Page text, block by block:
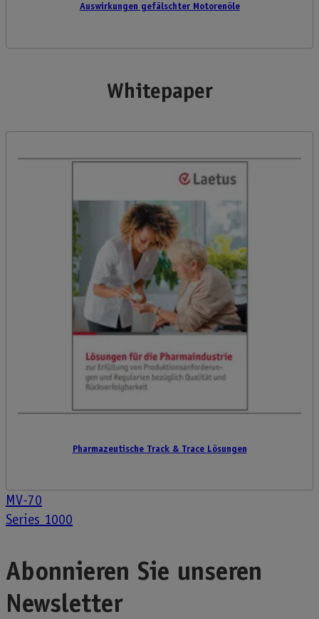
Auswirkungen gefälschter Motorenöle
Whitepaper
Pharmazeutische Track & Trace Lösungen
Post
navigation
MV-70
Series 1000
Abonnieren Sie unseren
Newsletter